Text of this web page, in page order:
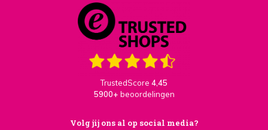
TrustedScore 4,45
5900+ beoordelingen
Volg jij ons al op social media?